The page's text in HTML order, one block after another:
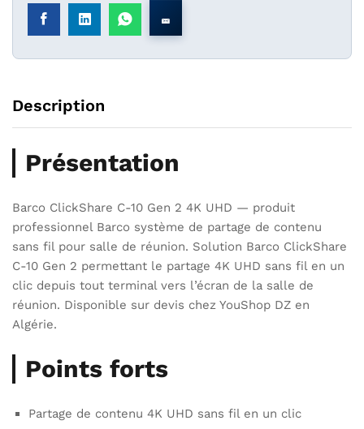
Description
Présentation
Barco ClickShare C-10 Gen 2 4K UHD — produit
professionnel Barco système de partage de contenu
sans fil pour salle de réunion. Solution Barco ClickShare
C-10 Gen 2 permettant le partage 4K UHD sans fil en un
clic depuis tout terminal vers l’écran de la salle de
réunion. Disponible sur devis chez YouShop DZ en
Algérie.
Points forts
Partage de contenu 4K UHD sans fil en un clic